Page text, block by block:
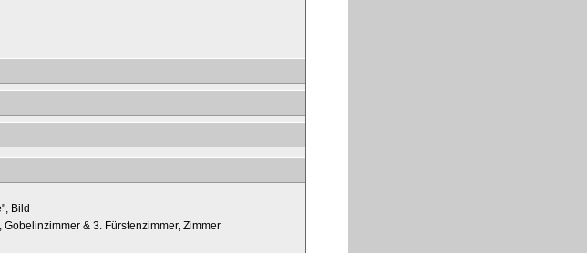
Bild
& 3. Fürstenzimmer, Zimmer